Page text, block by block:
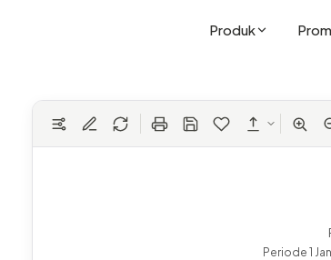
Produk
Periode 1